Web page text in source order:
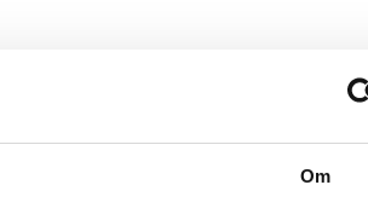
Om